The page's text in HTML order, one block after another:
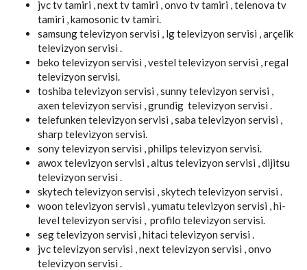
jvc tv tamiri , next tv tamiri , onvo tv tamiri , telenova tv
tamiri , kamosonic tv tamiri.
samsung televizyon servisi , lg televizyon servisi , arçelik
televizyon servisi .
beko televizyon servisi , vestel televizyon servisi , regal
televizyon servisi.
toshiba televizyon servisi , sunny televizyon servisi ,
axen televizyon servisi , grundig televizyon servisi .
telefunken televizyon servisi , saba televizyon servisi ,
sharp televizyon servisi.
sony televizyon servisi , philips televizyon servisi.
awox televizyon servisi , altus televizyon servisi , dijitsu
televizyon servisi .
skytech televizyon servisi , skytech televizyon servisi .
woon televizyon servisi , yumatu televizyon servisi , hi-
level televizyon servisi , profilo televizyon servisi.
seg televizyon servisi , hitaci televizyon servisi .
jvc televizyon servisi , next televizyon servisi , onvo
televizyon servisi .